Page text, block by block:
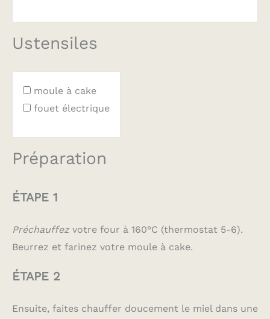
Ustensiles
moule à cake
fouet électrique
Préparation
ÉTAPE 1
Préchauffezvotre four à 160°C (thermostat 5-6).
Beurrez et farinez votre moule à cake.
ÉTAPE 2
Ensuite, faites chauffer doucement le miel dans une